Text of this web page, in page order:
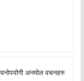
अनमोल वचनहरु